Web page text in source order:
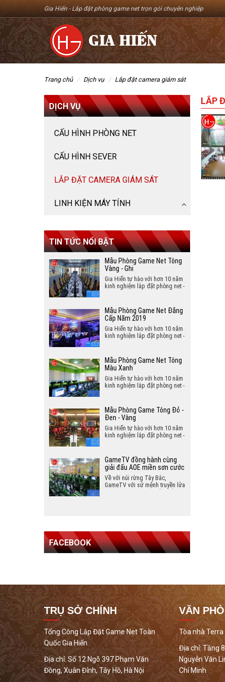
Gia Hiến - Lắp đặt phòng game net trọn gói chuyên nghiệp
trang chủ dịch vụ lắp đặt camera giám sát
DỊCH VỤ
CẤU HÌNH PHÒNG NET
CẤU HÌNH SEVER
LẮP ĐẶT CAMERA GIÁM SÁT
LINH KIỆN MÁY TÍNH
Màn Hình Máy Tính
Chuột Máy Tính
TIN TỨC NỔI BẬT
Mẫu Phòng Game Net Tông
Vàng - Ghi
Gia Hiến tự hào với hơn 10 năm
kinh nghiệm lắp đặt phòng net -
game sang trọng và đẳng cấp
năm 2019.
Mẫu Phòng Game Net Đẳng
Cấp Năm 2019
Gia Hiến tự hào với hơn 10 năm
kinh nghiệm lắp đặt phòng net -
game sang trọng và đẳng cấp
năm 2019.
Mẫu Phòng Game Net Tông
Màu Xanh
Gia Hiến tự hào với hơn 10 năm
kinh nghiệm lắp đặt phòng net -
game tông màu xanh sang trọng
và đẳng cấp.
Mẫu Phòng Game Tông Đỏ -
Đen - Vàng
Gia Hiến tự hào với hơn 10 năm
kinh nghiệm lắp đặt phòng net -
game tông màu xanh lá sang
trọng và đẳng cấp
GameTV đồng hành cùng
giải đấu AOE miền sơn cước
Về với núi rừng Tây Bắc,
GameTV với sứ mệnh truyền lửa
FACEBOOK
LẮP
TRỤ SỞ CHÍNH
Tổng Công Lắp Đặt Game Net Toàn
Quốc Gia Hiến
Địa chỉ: Số 12 Ngõ 397 Phạm Văn
Đồng, Xuân Đỉnh, Tây Hồ, Hà Nội
VĂN
Tòa nhà Terra
Địa chỉ: Tầng
Nguyễn Văn
Chí Minh